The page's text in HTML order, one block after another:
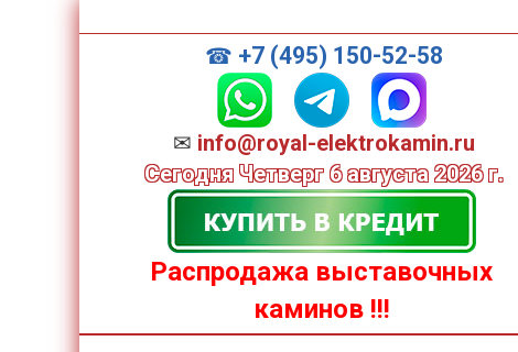
☎ +7 (495) 150-52-58
✉ info@royal-elektrokamin.ru
Сегодня Четверг 6 августа 2026 г.
Распродажа выставочных
каминов!!!